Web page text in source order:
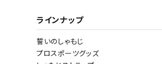
カテゴリー
ラインナップ
誓いのしゃもじ
プロスポーツグッズ